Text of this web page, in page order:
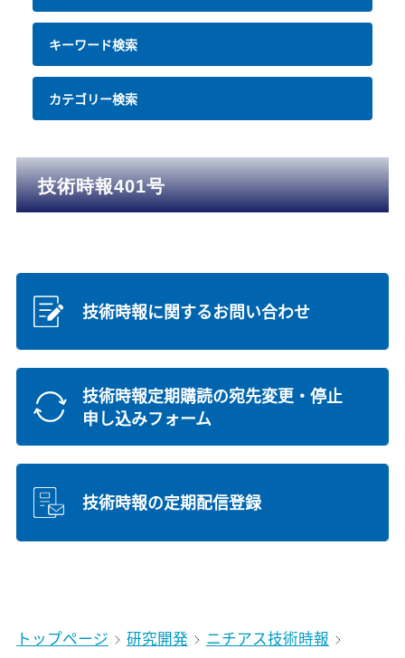
キーワード検索
カテゴリー検索
技術時報401号
技術時報に関するお問い合わせ
技術時報定期購読の宛先変更・停止
申し込みフォーム
技術時報の定期配信登録
トップページ 研究開発 ニチアス技術時報